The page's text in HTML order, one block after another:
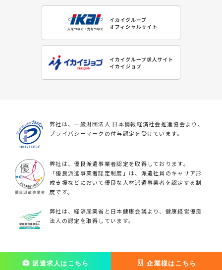
派遣求人はこちら 企業様はこちら
派遣求人はこちら 企業様はこちら
弊社は、一般財団法人 日本情報経済社会推進協会より、
プライバシーマークの付与認定を受けています。
弊社は、優良派遣事業者認定を取得しております。
「優良派遣事業者認定制度」は、派遣社員のキャリア形
成支援などにおいて優良な人材派遣事業者を認定する制
度です。
弊社は、経済産業省と日本健康会議より、健康経営優良
法人の認定を取得しています。